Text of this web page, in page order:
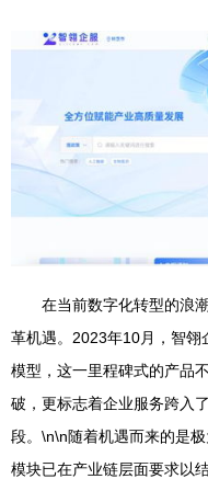
在当前数字化转型的浪
革机遇。2023年10月，智翎
模型，这一里程碑式的产品
破，更标志着企业服务跨入
段。\n\n随着机遇而来的是
模块已在产业链层面要求以